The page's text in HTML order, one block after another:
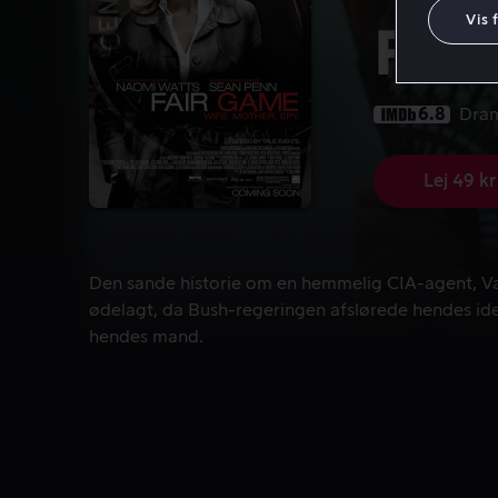
Fair
6.8
Lej 49 kr
Den sande historie om en hemmelig CIA-agent,
Den sande historie om en hemmelig CIA-agent,
ødelagt, da Bush-regeringen afslørede hendes
hendes mand.
Vis